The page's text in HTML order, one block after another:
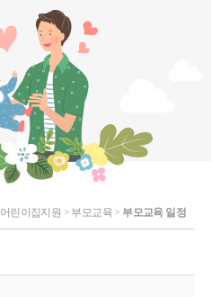
어린이집지원 > 부모교육 > 부모교육 일정